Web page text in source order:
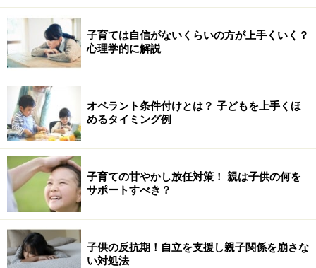
子育ては自信がないくらいの方が上手くいく？
心理学的に解説
オペラント条件付けとは？ 子どもを上手くほ
めるタイミング例
子育ての甘やかし放任対策！ 親は子供の何を
サポートすべき？
子供の反抗期！自立を支援し親子関係を崩さな
い対処法